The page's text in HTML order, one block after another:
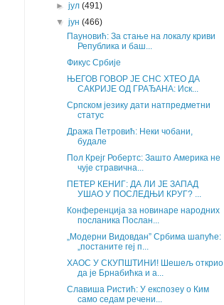
►јул(491)
▼јун(466)
Пауновић: За стање на локалу криви
Република и баш...
Фикус Србије
ЊЕГОВ ГОВОР ЈЕ СНС ХТЕО ДА
САКРИЈЕ ОД ГРАЂАНА: Иск...
Српском језику дати натпредметни
статус
Дража Петровић: Неки чобани,
будале
Пол Крејг Робертс: Зашто Америка не
чује стравична...
ПЕТЕР КЕНИГ: ДА ЛИ ЈЕ ЗАПАД
УШАО У ПОСЛЕДЊИ КРУГ? ...
Конференција за новинаре народних
посланика Послан...
„Модерни Видовдан” Србима шапуће:
„постаните геј п...
ХАОС У СКУПШТИНИ! Шешељ открио
да је Брнабићка и а...
Славиша Ристић: У експозеу о Ким
само седам речени...